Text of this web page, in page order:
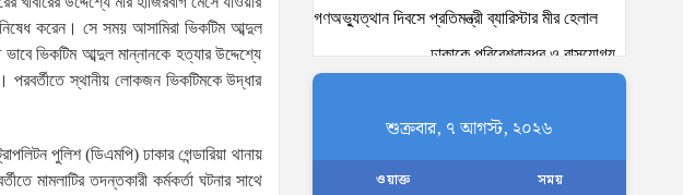
করেন। সে সময় আসামিরা ভিকটিম আব্দুল
ভিকটিম আব্দুল মান্নানকে হত্যার উদ্দেশ্যে
পরবর্তীতে স্থানীয় লোকজন ভিকটিমকে উদ্ধার
পুলিশ (ডিএমপি) ঢাকার গেন্ডারিয়া থানায়
তদন্তকারী কর্মকর্তা ঘটনার সাথে
গণঅভ্যুত্থান দিবসে প্রতিমন্ত্রী ব্যারিস্টার মীর হেলাল
ঢাকাকে পরিবেশবান্ধব ও বাসযোগ্য
নাগরিকদের দায়িত্বশীল ভূমিকা
শুক্রবার, ৭ আগস্ট, ২০২৬
ওয়াক্ত সময়